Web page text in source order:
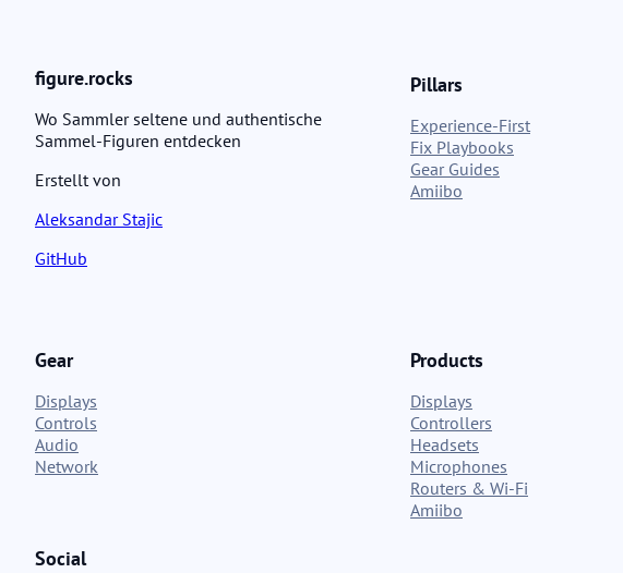
figure.rocks
Wo Sammler seltene und authentische
Sammel-Figuren entdecken
Erstellt von
Aleksandar Stajic
GitHub
Pillars
Experience-First
Fix Playbooks
Gear Guides
Amiibo
Gear
Displays
Controls
Audio
Network
Products
Displays
Controllers
Headsets
Microphones
Routers & Wi-Fi
Amiibo
Social